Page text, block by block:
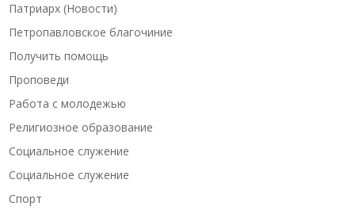
Патриарх (Новости)
Петропавловское благочиние
Получить помощь
Проповеди
Работа с молодежью
Религиозное образование
Социальное служение
Социальное служение
Спорт